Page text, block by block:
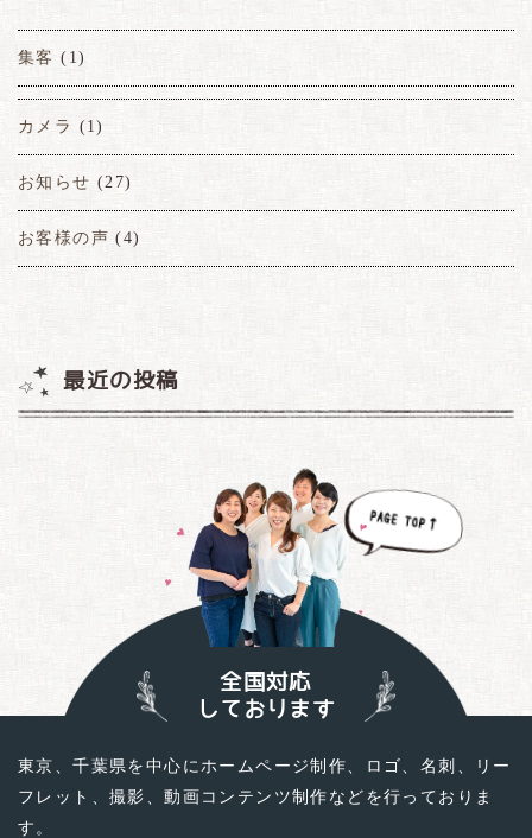
集客 (1)
カメラ (1)
お知らせ (27)
お客様の声 (4)
最近の投稿
全国対応
しております
東京、千葉県を中心にホームページ制作、ロゴ、名刺、リー
フレット、撮影、動画コンテンツ制作などを行っておりま
す。